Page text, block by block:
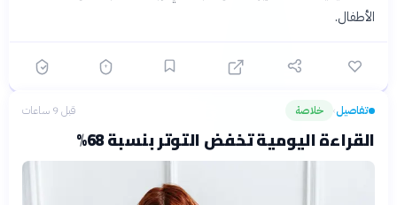
الأطفال.
تفاصيل› خلاصة قبل 9 ساعات
القراءة اليومية تخفض التوتر بنسبة 68%